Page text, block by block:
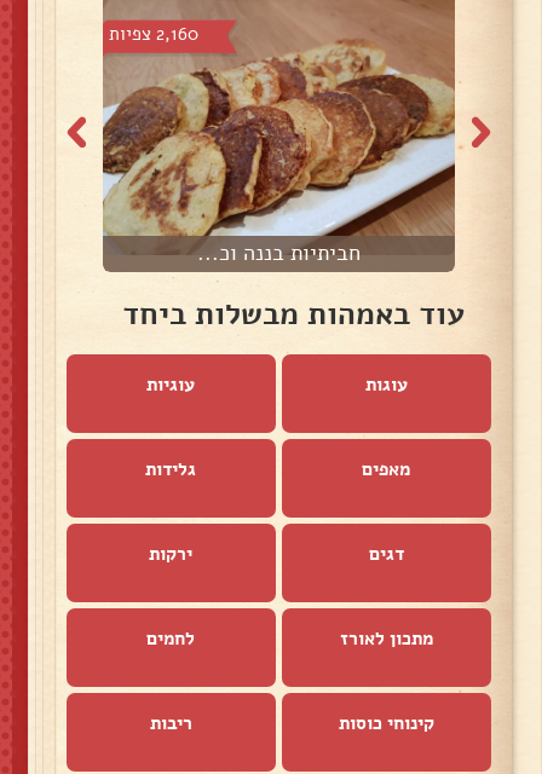
2,160 צפיות
חביתיות בננה וכ...
עוד באמהות מבשלות ביחד
עוגות עוגיות
מאפים גלידות
דגים ירקות
מתכון לאורז לחמים
קינוחי כוסות ריבות